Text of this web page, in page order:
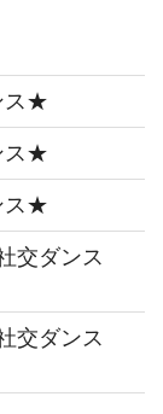
ス★
ス★
ス★
ダンス
ダンス